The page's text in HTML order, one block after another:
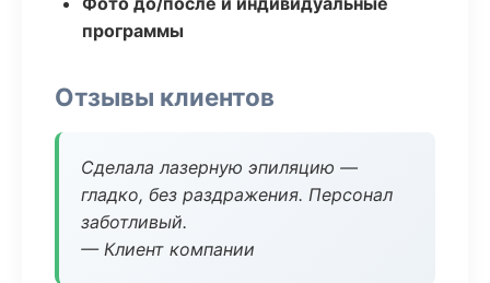
программы
Отзывы клиентов
Сделала лазерную эпиляцию —
гладко, без раздражения. Персонал
заботливый.
— Клиент компании